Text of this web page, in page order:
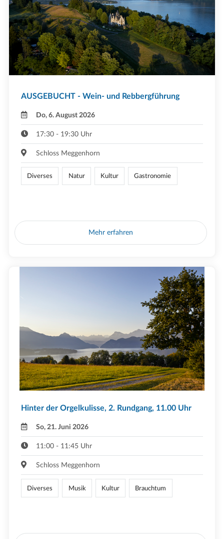
AUSGEBUCHT - Wein- und Rebbergführung
Do, 6. August 2026
17:30 - 19:30 Uhr
Schloss Meggenhorn
Diverses Natur Kultur Gastronomie
Mehr erfahren
Hinter der Orgelkulisse, 2. Rundgang, 11.00 Uhr
So, 21. Juni 2026
11:00 - 11:45 Uhr
Schloss Meggenhorn
Diverses Musik Kultur Brauchtum